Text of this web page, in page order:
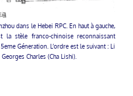
dans le Hebei RPC. En haut à gauche,
stèle franco-chinoise reconnaissant
Géneration. L’ordre est le suivant : Li
Charles (Cha Lishi).